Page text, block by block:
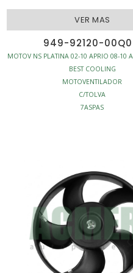
VER MAS
949-92120-
MOTOV NS PLATINA 02-10 APRIO 08-10
BEST COOLING
MOTOVENTILADOR
C/TOLVA
7ASPAS